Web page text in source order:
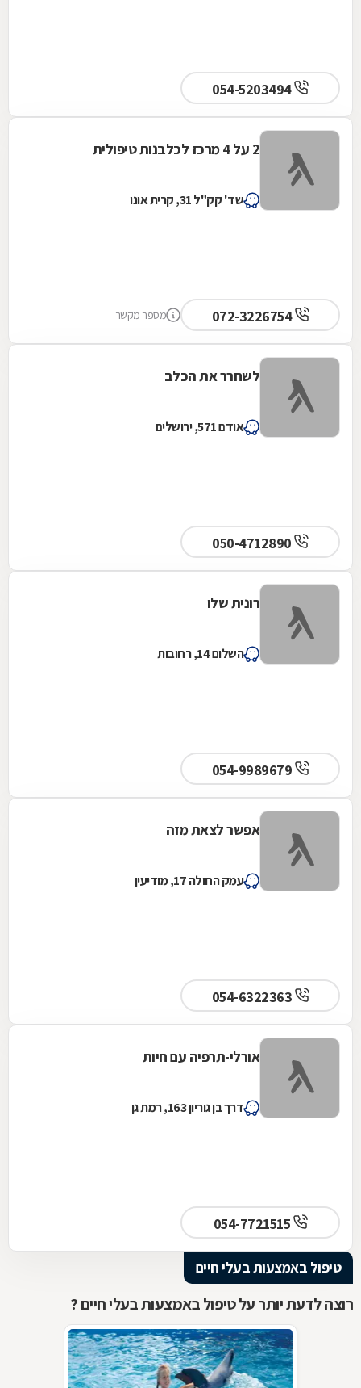
054-5203494
2 על 4 מרכז לכלבנות טיפולית
שד' קק"ל 31, קרית אונו
072-3226754 מספר מקשר
לשחרר את הכלב
אודם 571, ירושלים
רונית שלו
השלום 14, רחובות
אפשר לצאת מזה
עמק החולה 17, מודיעין
אורלי-תרפיה עם חיות
דרך בן גוריון 163, רמת גן
טיפול באמצעות בעלי חיים
רוצה לדעת יותר על טיפול באמצעות בעלי חיים ?